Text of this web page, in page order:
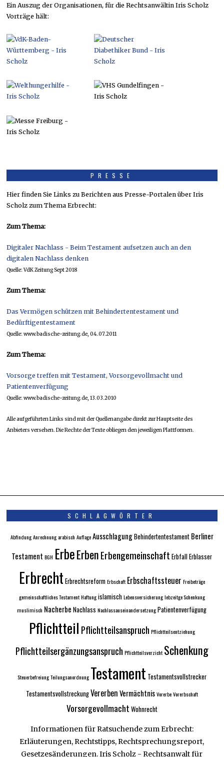
Ein Auszug der Organisationen, für die Rechtsanwältin Iris Scholz
Vorträge hält:
PRESSE
Hier finden Sie Links zu Berichten aus Presse-Portalen über Iris
Scholz zum Thema Erbrecht:
Zum Thema:
Digitaler Nachlass - Beim Testament aufsetzen auch an den
digitalen Nachlass denken
Quelle: VdK Zeitung Sept 2018
Zum Thema:
Das Vermögen schützen mit Behindertentestament und
Bedürftigentestament
Quelle: www.badische-zeitung.de, 04.07.2011
Zum Thema:
Vorsorge treffen mit Testament, Vorsorgevollmacht und
Patientenverfügung
Quelle: www.badische-zeitung.de, 13.03.2010
Alle aufgeführten Links sind mit der Quellenangabe direkt zur Hauptseite des
Anbieters versehen. Die Rechte der Texte obliegen den jeweiligen Plattformen.
SCHLAGWÖRTER
AbfindungAnrechnungarabisch AuflageAusschlagungBehindertentestament Berliner
Testament BGH ErbeErbenErbengemeinschaft ErbfallErblasser
Erbrecht ErbrechtsreformErbschaft Erbschaftssteuer Freibeträge
gemeinschaftliches TestamentHaftungislamischLebensversicherunglebzeitge Schenkung
muslimisch Nacherbe Nachlass NachlassauseinandersetzungPatientenverfügung
Pflichtteil Pflichtteilsanspruch Pflichtteilsentziehung
Pflichtteilsergänzungsanspruch Pflichtteilsverzicht Schenkung
SteuerbefreiungTeilungsanordnung Testament Testamentsvollstrecker
TestamentsvollstreckungVererbenVermächtnisVorerbeVorerbschaft
Vorsorgevollmacht Wohnrecht
Informationen für Ratsuchende zum Erbrecht:
Erläuterungen, Rechtstipps, Rechtsprechungsreport,
Gesetzesänderungen. Iris Scholz - Rechtsanwalt für